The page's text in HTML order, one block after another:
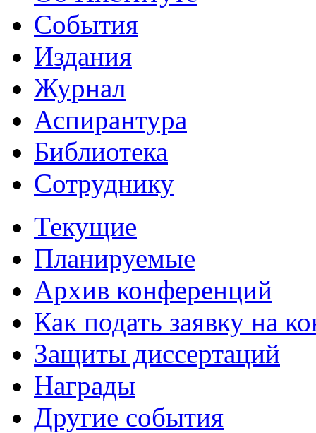
События
Издания
Журнал
Аспирантура
Библиотека
Сотруднику
Текущие
Планируемые
Архив конференций
Как подать заявку на
Защиты диссертаций
Награды
Другие события